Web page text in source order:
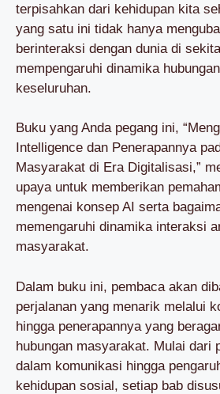
terpisahkan dari kehidupan kita
yang satu ini tidak hanya
berinteraksi dengan dunia di
mempengaruhi dinamika
keseluruhan.
Buku yang Anda pegang ini,
Intelligence dan Penerapannya
Masyarakat di Era Digitalisasi,”
upaya untuk memberikan
mengenai konsep AI serta
memengaruhi dinamika interaksi
masyarakat.
Dalam buku ini, pembaca akan
perjalanan yang menarik melalui
hingga penerapannya yang
hubungan masyarakat. Mulai dari
dalam komunikasi hingga
kehidupan sosial, setiap bab